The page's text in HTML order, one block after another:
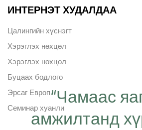
“Чамаас
амжилтанд
ИНТЕРНЭТ ХУДАЛДАА
Цалингийн хүснэгт
Хэрэглэх нөхцөл
Хэрэглэх нөхцөл
Буцаах бодлого
Эрсаг Европ
Семинар хуанли